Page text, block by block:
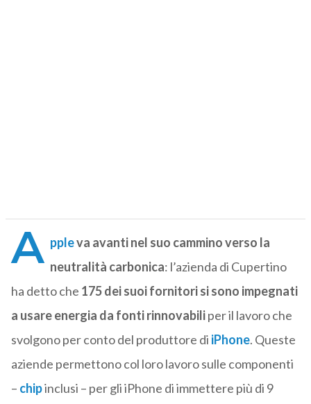
A ppleva avanti nel suo cammino verso la
neutralità carbonica: l’azienda di Cupertino
ha detto che 175 dei suoi fornitori si sono impegnati
a usare energia da fonti rinnovabiliper il lavoro che
svolgono per conto del produttore di iPhone. Queste
aziende permettono col loro lavoro sulle componenti
– chipinclusi – per gli iPhone di immettere più di 9